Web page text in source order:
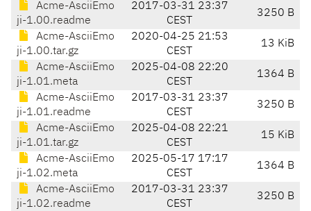
Acme-AsciiEmo
ji-1.00.readme
2017-03-31 23:37
CEST
3250 B
Acme-AsciiEmo
ji-1.00.tar.gz
2020-04-25 21:53
CEST
13 KiB
Acme-AsciiEmo
ji-1.01.meta
2025-04-08 22:20
CEST
1364 B
Acme-AsciiEmo
ji-1.01.readme
2017-03-31 23:37
CEST
3250 B
Acme-AsciiEmo
ji-1.01.tar.gz
2025-04-08 22:21
CEST
15 KiB
Acme-AsciiEmo
ji-1.02.meta
2025-05-17 17:17
CEST
1364 B
Acme-AsciiEmo
ji-1.02.readme
2017-03-31 23:37
CEST
3250 B